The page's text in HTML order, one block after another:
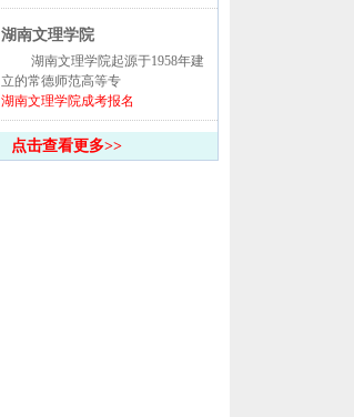
湖南文理学院
湖南文理学院起源于1958年建
立的常德师范高等专
湖南文理学院成考报名
点击查看更多>>